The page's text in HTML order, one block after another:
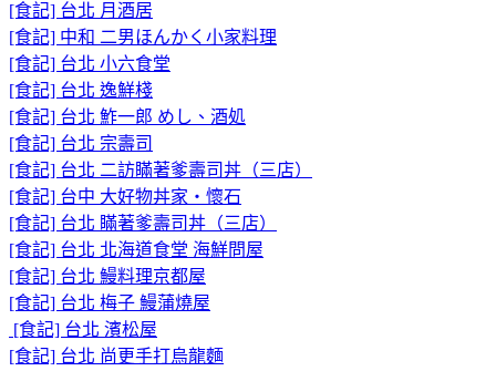
[食記] 台北 月酒居
[食記] 中和 二男ほんかく小家料理
[食記] 台北 小六食堂
[食記] 台北 逸鮮棧
[食記] 台北 鮓一郎 めし、酒処
[食記] 台北 宗壽司
[食記] 台北 二訪瞞著爹壽司丼（三店）
[食記] 台中 大好物丼家‧懷石
[食記] 台北 瞞著爹壽司丼（三店）
[食記] 台北 北海道食堂 海鮮問屋
[食記] 台北 鰻料理京都屋
[食記] 台北 梅子 鰻蒲燒屋
[食記] 台北 濱松屋
[食記] 台北 尚更手打烏龍麵